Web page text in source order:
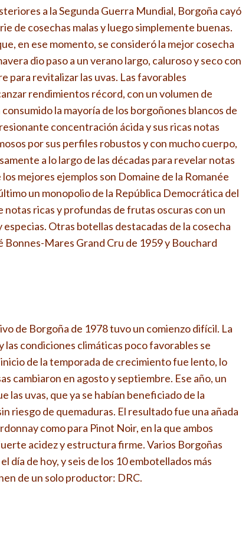
a la Segunda Guerra Mundial, Borgoña cayó
de cosechas malas y luego simplemente buenas.
en ese momento, se consideró la mejor cosecha
dio paso a un verano largo, caluroso y seco con
para revitalizar las uvas. Las favorables
rendimientos récord, con un volumen de
la mayoría de los borgoñones blancos de
concentración ácida y sus ricas notas
por sus perfiles robustos y con mucho cuerpo,
a lo largo de las décadas para revelar notas
mejores ejemplos son Domaine de la Romanée
un monopolio de la República Democrática del
notas ricas y profundas de frutas oscuras con un
Otras botellas destacadas de la cosecha
Mares Grand Cru de 1959 y Bouchard
de Borgoña de 1978 tuvo un comienzo difícil. La
condiciones climáticas poco favorables se
de la temporada de crecimiento fue lento, lo
cambiaron en agosto y septiembre. Ese año, un
las uvas, que ya se habían beneficiado de la
riesgo de quemaduras. El resultado fue una añada
como para Pinot Noir, en la que ambos
acidez y estructura firme. Varios Borgoñas
día de hoy, y seis de los 10 embotellados más
de un solo productor: DRC.